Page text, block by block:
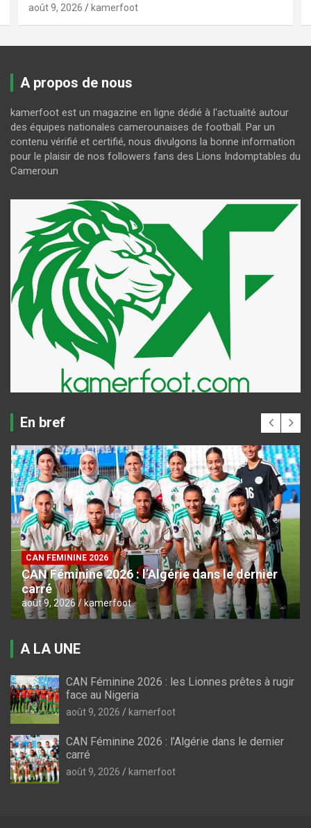
août 9, 2026 kamerfoot
A propos de nous
kamerfoot est un magazine en ligne dédié à l'actualité autour
des équipes nationales camerounaises de football. Par un
contenu vérifié et certifié, nous divulgons la bonne information
pour le plaisir de nos followers fans des Lions Indomptables du
Cameroun
En bref
CAN FEMININE 2026
CAN Féminine 2026 : l’Algérie dans le dernier
carré
août 9, 2026 kamerfoot
A LA UNE
CAN Féminine 2026 : les Lionnes prêtes à rugir
face au Nigeria
août 9, 2026 kamerfoot
CAN Féminine 2026 : l’Algérie dans le dernier
carré
août 9, 2026 kamerfoot